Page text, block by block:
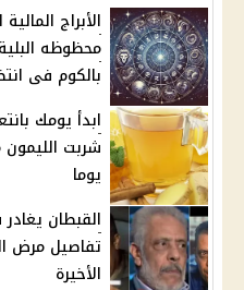
محظوظه
بالكوم فى
ابدأ يومك
يوما
القبطان
تفاصيل مرض
الأخيرة